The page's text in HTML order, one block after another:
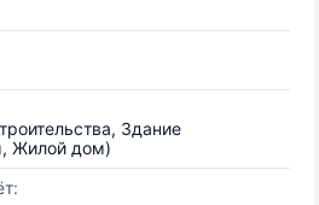
Здание
Жилой дом)